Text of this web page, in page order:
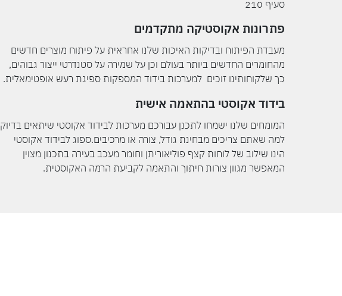
סעיף 210
פתרונות אקוסטיקה מתקדמים
מעבדת הפיתוח ובדיקות האיכות שלנו אחראית על פיתוח מוצרים חדשים
מהחומרים החדשים ביותר בעולם וכן על שמירה על סטנדרטי ייצור גבוהים,
כך שלקוחותינו זוכים למערכות בידוד המספקות ספיגת רעש אופטימאלית.
בידוד אקוסטי בהתאמה אישית
המומחים שלנו ישמחו לתכנן עבורכם מערכות לבידוד אקוסטי שיתאים בדיוק
למה שאתם צריכים מבחינת גודל, צורה או מרכיבים.ספוג לבידוד אקוסטי
הינו שילוב של לוחות קצף פוליאוריתן וחומר מעכב בעירה בתכנון מצוין
המאפשר מגוון צורות חיתוך והתאמה לקביעת הרמה האקוסטית.